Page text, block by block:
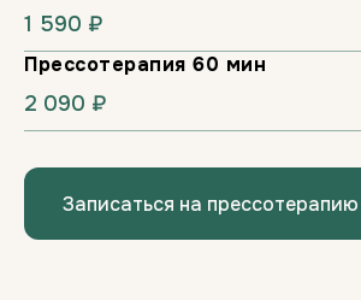
1 590 ₽
Прессотерапия 60 мин
2 090 ₽
Записаться на прессотерапию